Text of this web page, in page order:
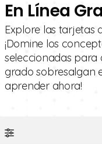
En Línea
Explore las tarjetas
¡Domine los
seleccionadas para
grado sobresalgan
aprender ahora!